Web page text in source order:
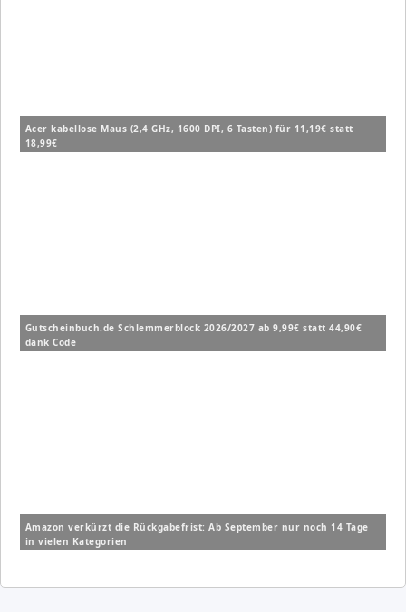
Acer kabellose Maus (2,4 GHz, 1600 DPI, 6 Tasten) für 11,19€ statt
18,99€
Gutscheinbuch.de Schlemmerblock 2026/2027 ab 9,99€ statt 44,90€
dank Code
Amazon verkürzt die Rückgabefrist: Ab September nur noch 14 Tage
in vielen Kategorien